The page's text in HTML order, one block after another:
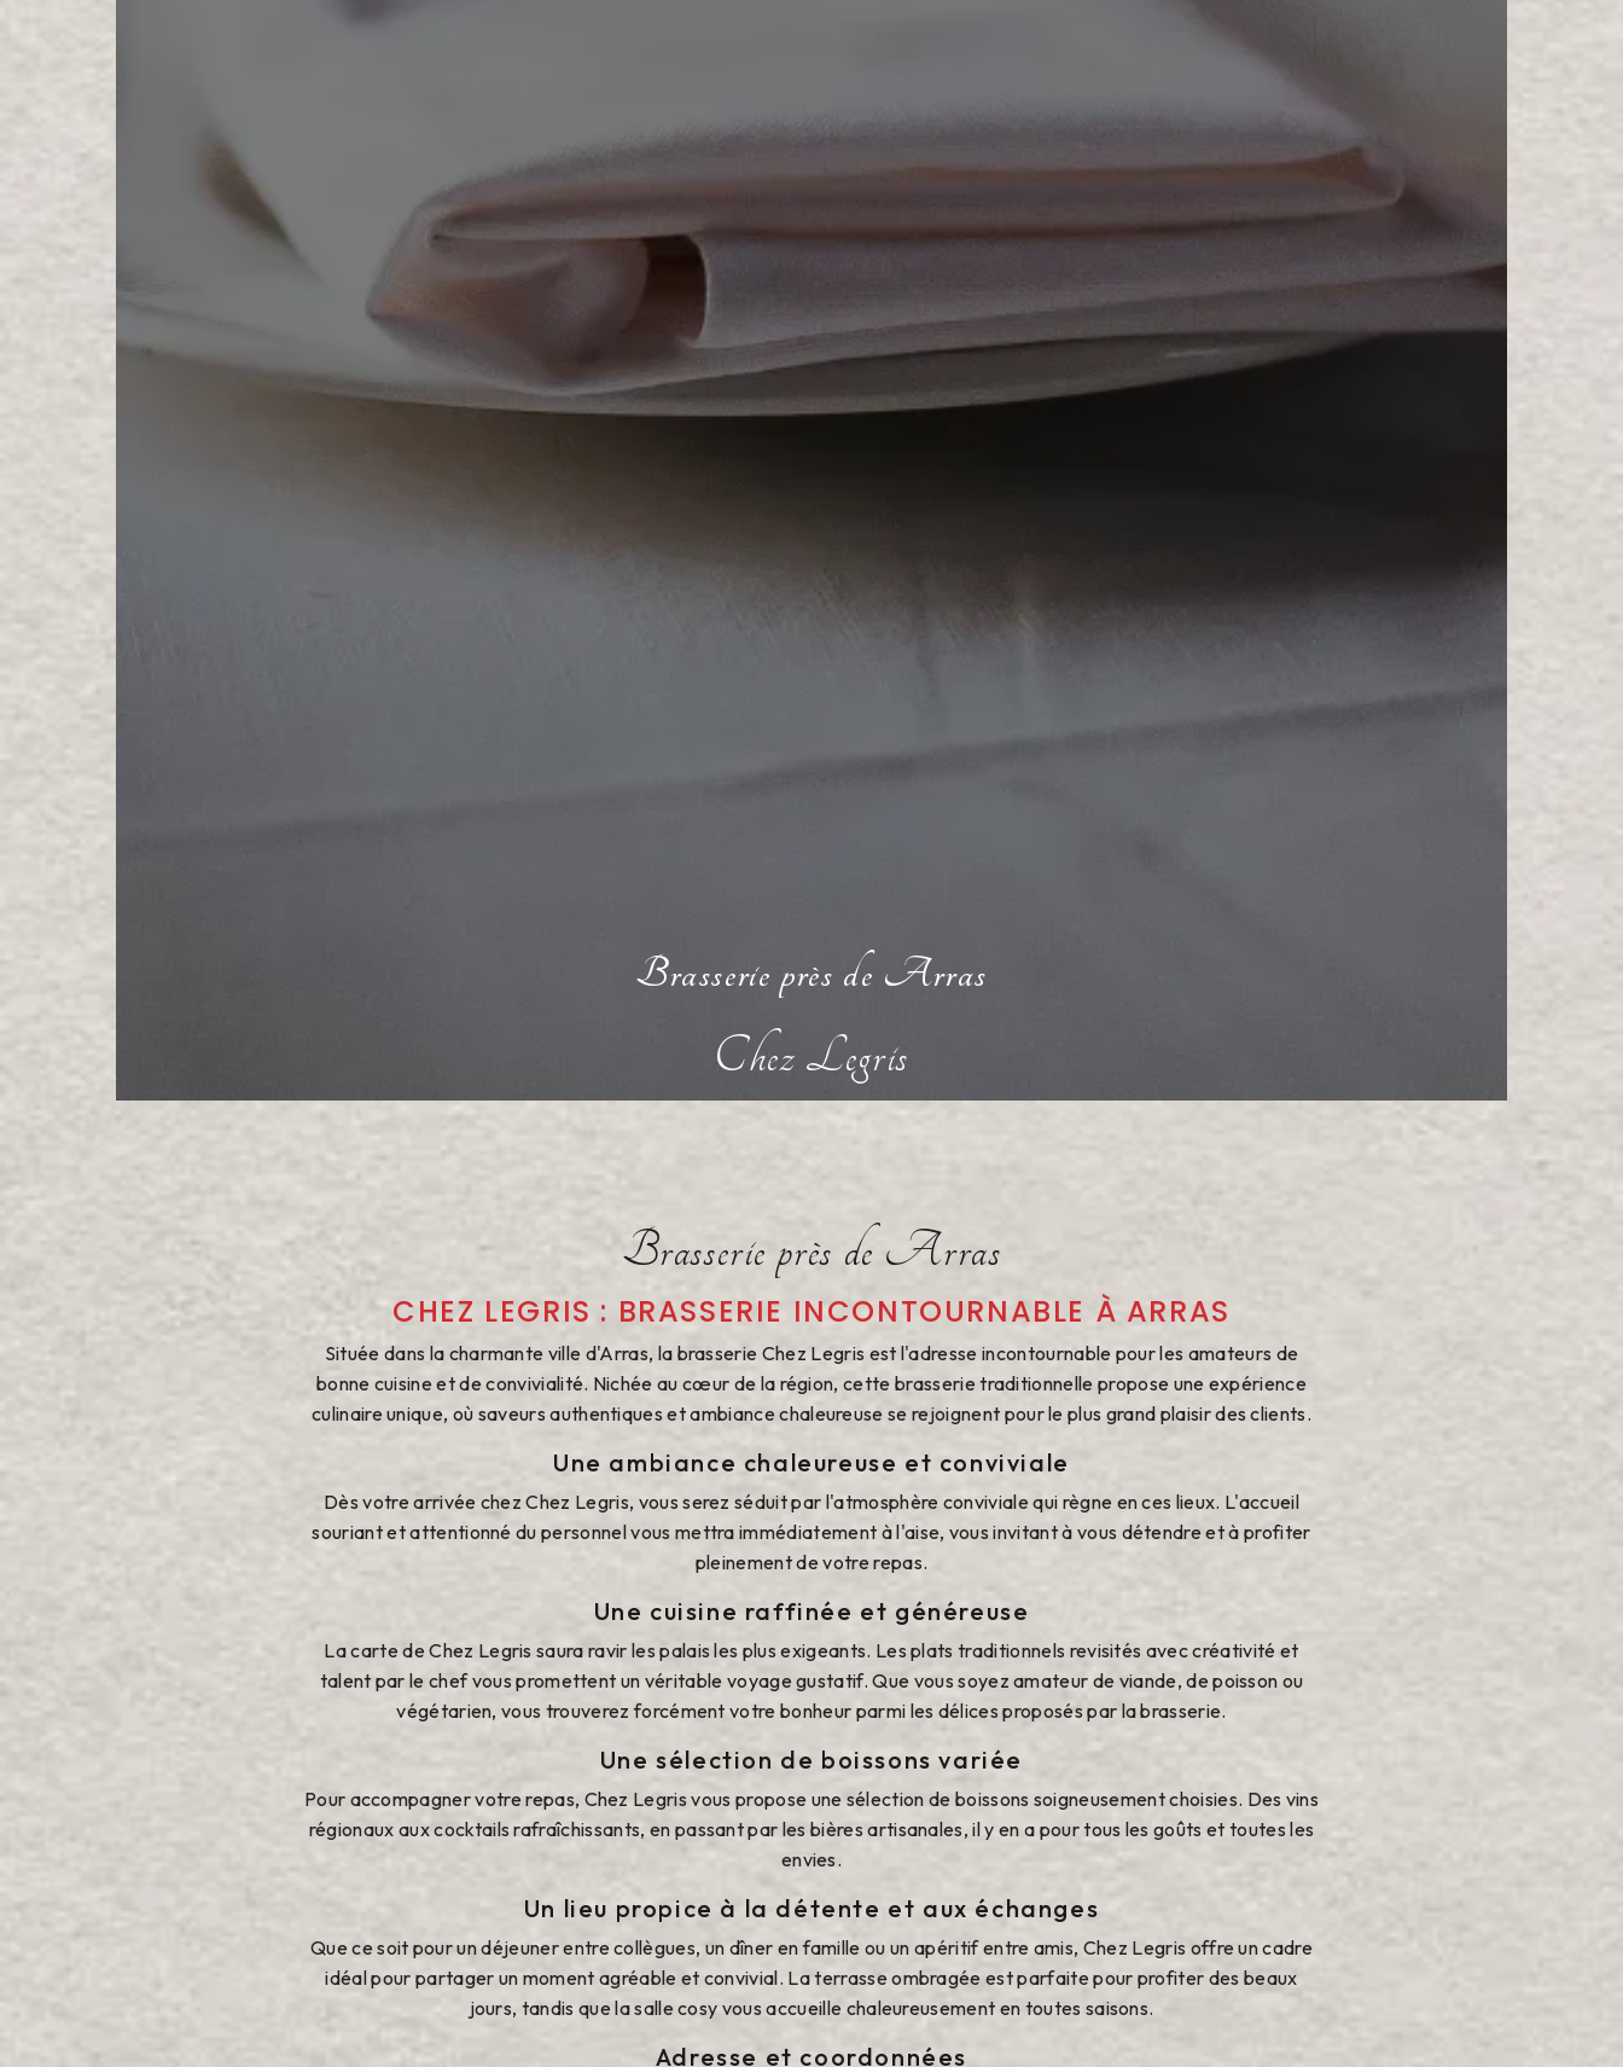
Brasserie près de Arras
Chez Legris
Brasserie près de Arras
CHEZ LEGRIS : BRASSERIE INCONTOURNABLE À ARRAS
Située dans la charmante ville d'Arras, la brasserie Chez Legris est l'adresse incontournable pour les amateurs de
bonne cuisine et de convivialité. Nichée au cœur de la région, cette brasserie traditionnelle propose une expérience
culinaire unique, où saveurs authentiques et ambiance chaleureuse se rejoignent pour le plus grand plaisir des clients.
Une ambiance chaleureuse et conviviale
Dès votre arrivée chez Chez Legris, vous serez séduit par l'atmosphère conviviale qui règne en ces lieux. L'accueil
souriant et attentionné du personnel vous mettra immédiatement à l'aise, vous invitant à vous détendre et à profiter
pleinement de votre repas.
Une cuisine raffinée et généreuse
La carte de Chez Legris saura ravir les palais les plus exigeants. Les plats traditionnels revisités avec créativité et
talent par le chef vous promettent un véritable voyage gustatif. Que vous soyez amateur de viande, de poisson ou
végétarien, vous trouverez forcément votre bonheur parmi les délices proposés par la brasserie.
Une sélection de boissons variée
Pour accompagner votre repas, Chez Legris vous propose une sélection de boissons soigneusement choisies. Des vins
régionaux aux cocktails rafraîchissants, en passant par les bières artisanales, il y en a pour tous les goûts et toutes les
envies.
Un lieu propice à la détente et aux échanges
Que ce soit pour un déjeuner entre collègues, un dîner en famille ou un apéritif entre amis, Chez Legris offre un cadre
idéal pour partager un moment agréable et convivial. La terrasse ombragée est parfaite pour profiter des beaux
jours, tandis que la salle cosy vous accueille chaleureusement en toutes saisons.
Adresse et coordonnées